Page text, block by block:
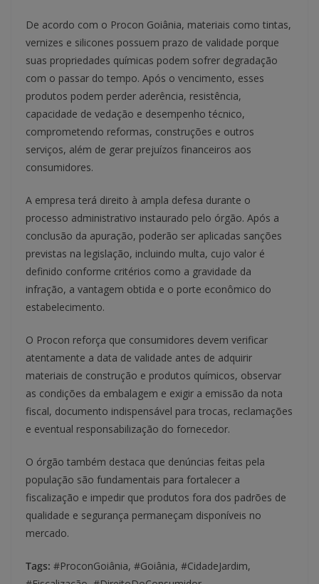
De acordo com o Procon Goiânia, materiais como tintas,
vernizes e silicones possuem prazo de validade porque
suas propriedades químicas podem sofrer degradação
com o passar do tempo. Após o vencimento, esses
produtos podem perder aderência, resistência,
capacidade de vedação e desempenho técnico,
comprometendo reformas, construções e outros
serviços, além de gerar prejuízos financeiros aos
consumidores.
A empresa terá direito à ampla defesa durante o
processo administrativo instaurado pelo órgão. Após a
conclusão da apuração, poderão ser aplicadas sanções
previstas na legislação, incluindo multa, cujo valor é
definido conforme critérios como a gravidade da
infração, a vantagem obtida e o porte econômico do
estabelecimento.
O Procon reforça que consumidores devem verificar
atentamente a data de validade antes de adquirir
materiais de construção e produtos químicos, observar
as condições da embalagem e exigir a emissão da nota
fiscal, documento indispensável para trocas, reclamações
e eventual responsabilização do fornecedor.
O órgão também destaca que denúncias feitas pela
população são fundamentais para fortalecer a
fiscalização e impedir que produtos fora dos padrões de
qualidade e segurança permaneçam disponíveis no
mercado.
Tags: #ProconGoiânia, #Goiânia, #CidadeJardim,